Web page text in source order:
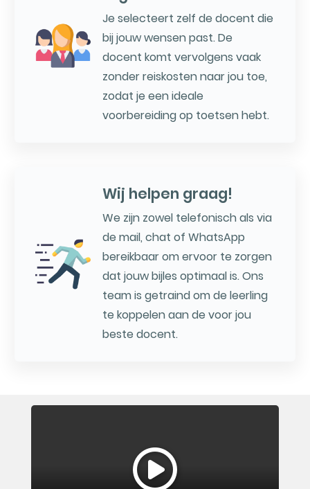
Je selecteert zelf de docent die
bij jouw wensen past. De
docent komt vervolgens vaak
zonder reiskosten naar jou toe,
zodat je een ideale
voorbereiding op toetsen hebt.
Wij helpen graag!
We zijn zowel telefonisch als via
de mail, chat of WhatsApp
bereikbaar om ervoor te zorgen
dat jouw bijles optimaal is. Ons
team is getraind om de leerling
te koppelen aan de voor jou
beste docent.